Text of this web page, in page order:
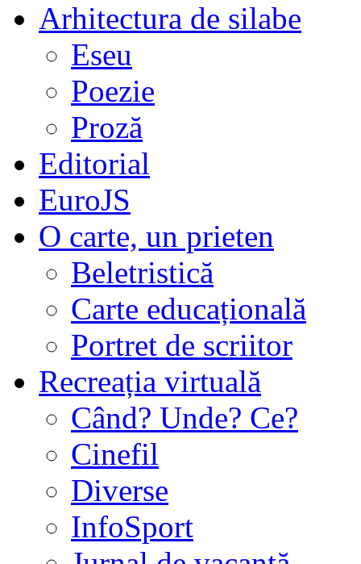
Arhitectura de silabe
Eseu
Poezie
Proză
Editorial
EuroJS
O carte, un prieten
Beletristică
Carte educațională
Portret de scriitor
Recreația virtuală
Când? Unde? Ce?
Cinefil
Diverse
InfoSport